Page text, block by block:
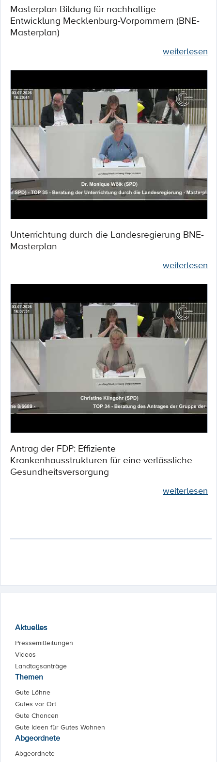
Masterplan Bildung für nachhaltige
Entwicklung Mecklenburg-Vorpommern (BNE-
Masterplan)
weiterlesen
Unterrichtung durch die Landesregierung BNE-
Masterplan
weiterlesen
Antrag der FDP: Effiziente
Krankenhausstrukturen für eine verlässliche
Gesundheitsversorgung
weiterlesen
Aktuelles
Pressemitteilungen
Videos
Landtagsanträge
Themen
Gute Löhne
Gutes vor Ort
Gute Chancen
Gute Ideen für Gutes Wohnen
Abgeordnete
Abgeordnete